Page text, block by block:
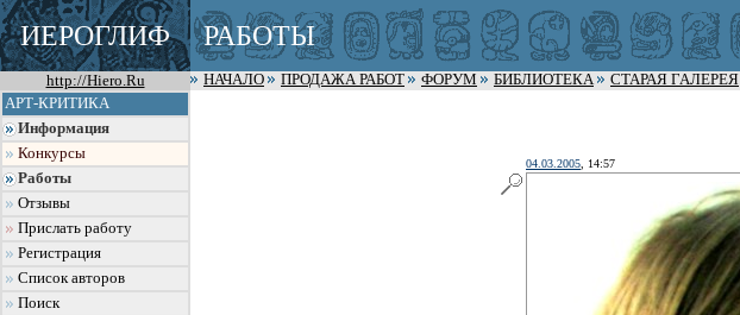
ИЕРОГЛИФ РАБОТЫ
http://Hiero.Ru НАЧАЛО ПРОДАЖА РАБОТ ФОРУМ БИБЛИОТЕКА
СТАРАЯ ГАЛЕРЕЯ
АРТ-КРИТИКА
Информация
Конкурсы
Работы
Отзывы
Прислать работу
Регистрация
Список авторов
Поиск
04.03.2005 , 14:57